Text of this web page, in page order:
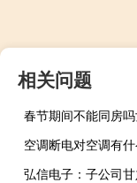
相关问题
春节期间不能同房
空调断电对空调有